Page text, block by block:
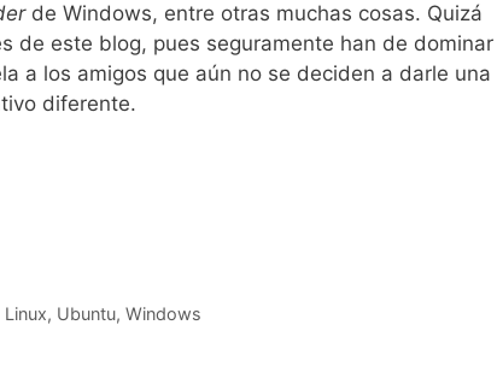
de Windows, entre otras muchas cosas. Quizá
de este blog, pues seguramente han de dominar
a los amigos que aún no se deciden a darle una
diferente.
Linux, Ubuntu, Windows